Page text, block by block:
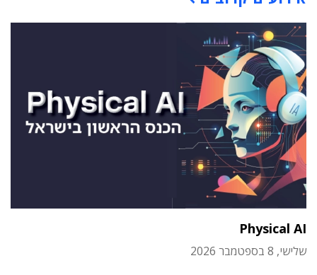
Physical AI
שלישי, 8 בספטמבר 2026